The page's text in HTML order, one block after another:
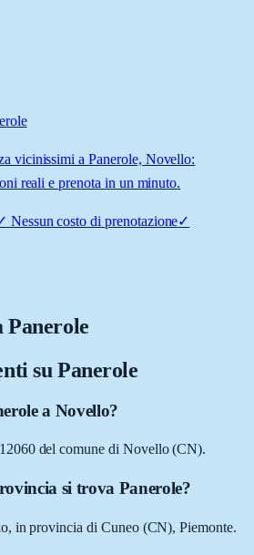
vicinissimi a Panerole, Novello:
reali e prenota in un minuto.
Nessun costo di prenotazione✓
Panerole
su Panerole
a Novello?
del comune di Novello (CN).
si trova Panerole?
in provincia di Cuneo (CN), Piemonte.